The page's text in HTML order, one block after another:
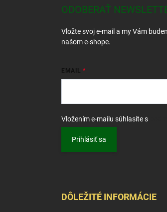
ODOBERAŤ
Vložte svoj e-mail a my Vám
našom e-shope.
EMAIL
Vložením e-mailu súhlasíte s
Prihlásiť sa
DÔLEŽITÉ INFORMÁCIE